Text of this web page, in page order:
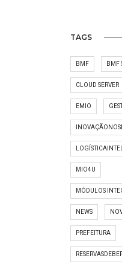
TAGS
BMF BMF
CLOUD SERVER
EMIO
MIO4U
MÓDULOS
NEWS
PREFEITURA